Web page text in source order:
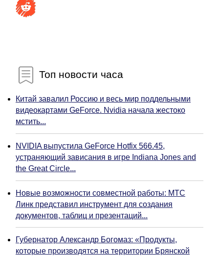
Топ новости часа
Китай завалил Россию и весь мир поддельными
видеокартами GeForce. Nvidia начала жестоко
мстить...
NVIDIA выпустила GeForce Hotfix 566.45,
устраняющий зависания в игре Indiana Jones and
the Great Circle...
Новые возможности совместной работы: МТС
Линк представил инструмент для создания
документов, таблиц и презентаций...
Губернатор Александр Богомаз: «Продукты,
которые производятся на территории Брянской